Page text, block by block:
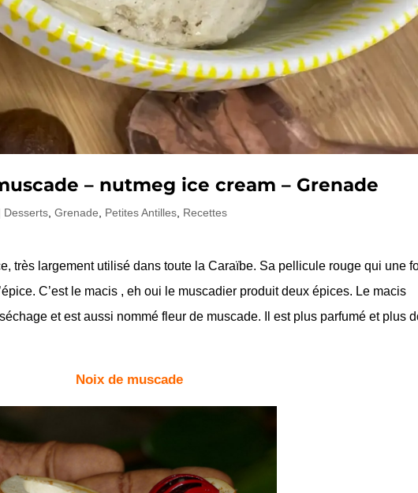
– nutmeg ice cream – Grenade
Desserts ,Grenade Petites Antilles Recettes
très largement utilisé dans toute la Caraïbe. Sa pellicule rouge qui une
C’est le macis , eh oui le muscadier produit deux épices. Le macis
et est aussi nommé fleur de muscade. Il est plus parfumé et plus
Noix de muscade